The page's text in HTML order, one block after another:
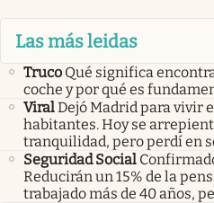
Las más leidas
Truco Qué significa
coche y por qué es
ViralDejó Madrid para vivir
habitantes. Hoy se
tranquilidad, pero perdí en
Seguridad Social
Reducirán un 15% de la
trabajado más de 40 años,